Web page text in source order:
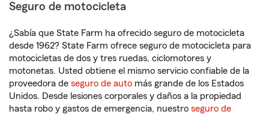
Seguro de motocicleta
¿Sabía que State Farm ha ofrecido seguro de motocicleta
desde 1962? State Farm ofrece seguro de motocicleta para
motocicletas de dos y tres ruedas, ciclomotores y
motonetas. Usted obtiene el mismo servicio confiable de la
proveedora de seguro de auto más grande de los Estados
Unidos. Desde lesiones corporales y daños a la propiedad
hasta robo y gastos de emergencia, nuestro seguro de